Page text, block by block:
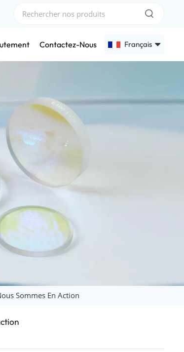
Contactez-Nous Français
中文
Sommes En Action